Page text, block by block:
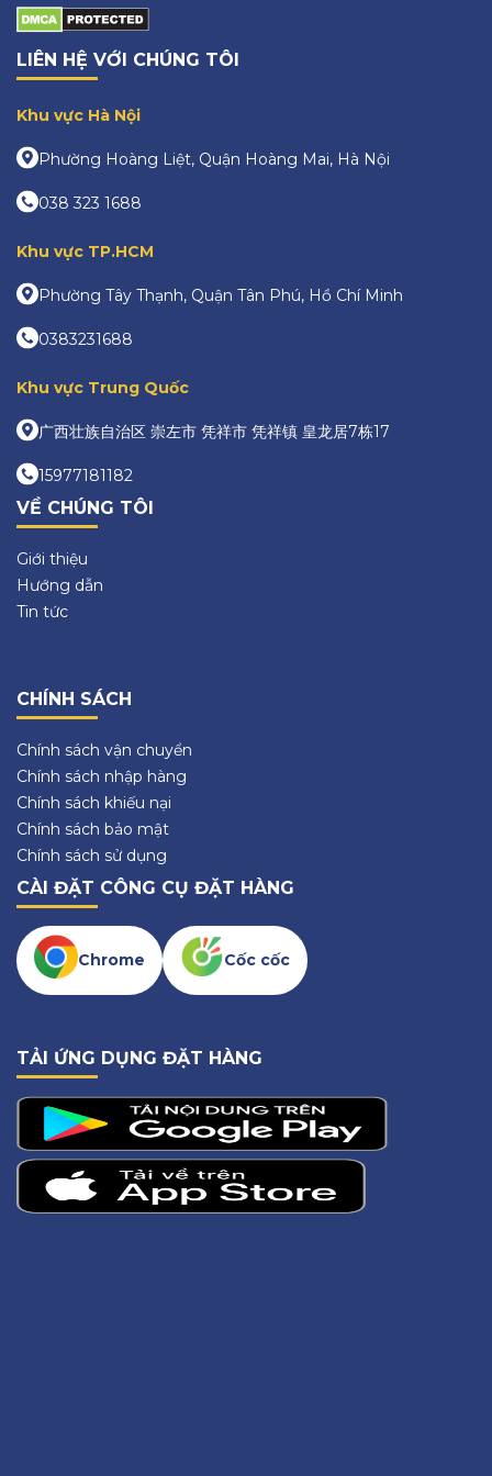
LIÊN HỆ VỚI CHÚNG TÔI
Khu vực Hà Nội
Phường Hoàng Liệt, Quận Hoàng Mai, Hà Nội
038 323 1688
Khu vực TP.HCM
Phường Tây Thạnh, Quận Tân Phú, Hồ Chí Minh
0383231688
Khu vực Trung Quốc
广西壮族自治区 崇左市 凭祥市 凭祥镇 皇龙居7栋17
15977181182
VỀ CHÚNG TÔI
Giới thiệu
Hướng dẫn
Tin tức
CHÍNH SÁCH
Chính sách vận chuyển
Chính sách nhập hàng
Chính sách khiếu nại
Chính sách bảo mật
Chính sách sử dụng
CÀI ĐẶT CÔNG CỤ ĐẶT HÀNG
Chrome Cốc cốc
TẢI ỨNG DỤNG ĐẶT HÀNG